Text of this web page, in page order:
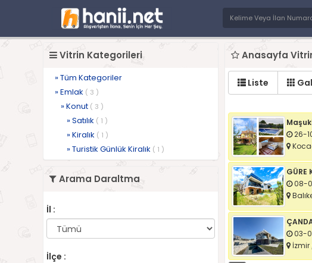
Vitrin Kategorileri
» Tüm Kategoriler
» Emlak ( 3 )
» Konut ( 3 )
» Satılık ( 1 )
» Kiralık ( 1 )
» Turistik Günlük Kiralık ( 1 )
Arama Daraltma
İl :
İlçe :
Anasayfa
Liste
26-
GÜRE
08-
03-
İzmir